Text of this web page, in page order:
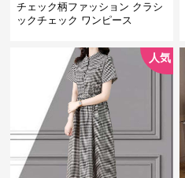
チェック柄ファッション クラシ
ックチェック ワンピース
人気